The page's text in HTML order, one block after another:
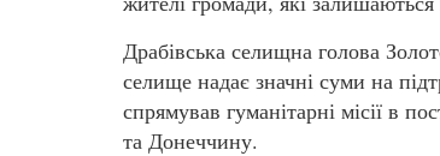
Драбівська селищна голова
селище надає значні суми на
спрямував гуманітарні місії в
та Донеччину.